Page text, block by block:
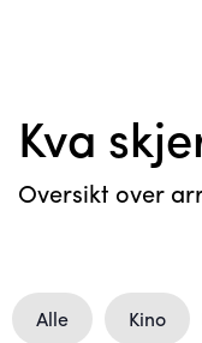
Kva
Oversikt over
Alle Kino